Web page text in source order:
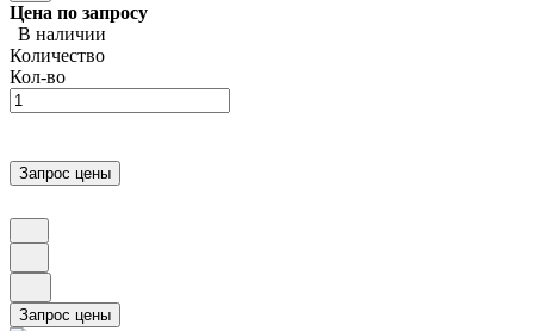
Цена по запросу
В наличии
Количество
Кол-во